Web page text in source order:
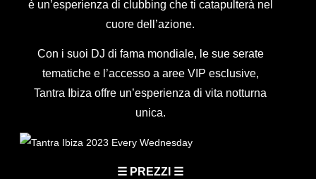
è un’esperienza di clubbing che ti catapulterà nel
cuore dell’azione.
Con i suoi DJ di fama mondiale, le sue serate
tematiche e l’accesso a aree VIP esclusive,
Tantra Ibiza offre un’esperienza di vita notturna
unica.
☰ PREZZI ☰